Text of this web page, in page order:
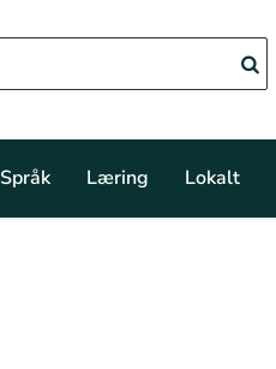
Språk Læring Lokalt